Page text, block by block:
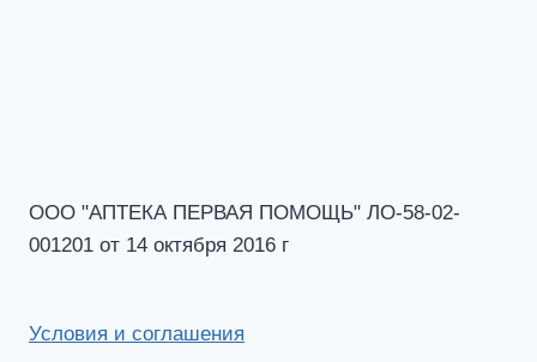
ООО "АПТЕКА ПЕРВАЯ ПОМОЩЬ" ЛО-58-02-
001201 от 14 октября 2016 г
Условия и соглашения